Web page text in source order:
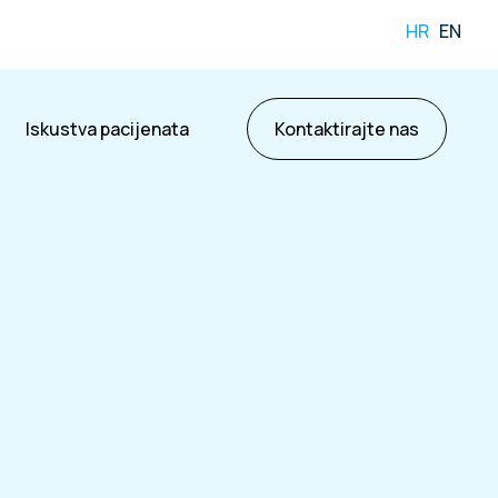
HR EN
Iskustva pacijenata Kontaktirajte nas